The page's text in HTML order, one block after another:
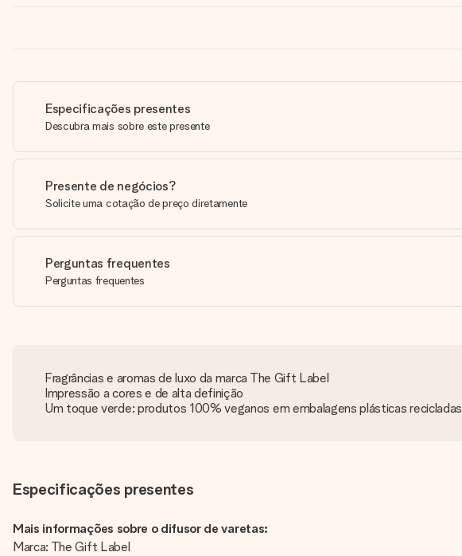
Especificações presentes
Descubra mais sobre este presente
Presente de negócios?
Solicite uma cotação de preço diretamente
Perguntas frequentes
Perguntas frequentes
Fragrâncias e aromas de luxo da marca The Gift Label
Impressão a cores e de alta definição
Um toque verde: produtos 100% veganos em embalagens plásticas recicladas
Especificações presentes
Mais informações sobre o difusor de varetas:
Marca: The Gift Label